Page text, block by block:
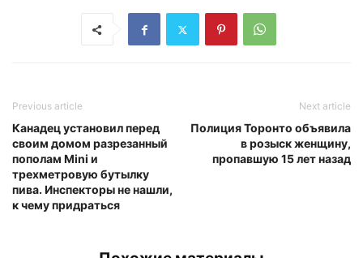
Previous article
Канадец установил перед
своим домом разрезанный
пополам Mini и
трехметровую бутылку
пива. Инспекторы не нашли,
к чему придраться
Next article
Полиция Торонто объявила
в розыск женщину,
пропавшую 15 лет назад